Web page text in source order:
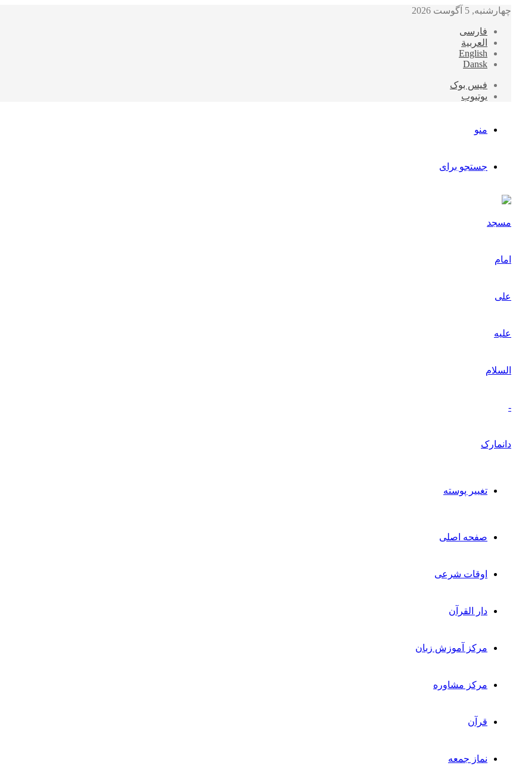
چهارشنبه, 5 آگوست 2026
فارسی
العربیة
English
Dansk
فیس بوک
یوتیوب
منو
جستجو برای
تغییر پوسته
صفحه اصلی
اوقات شرعی
دار القرآن
مرکز آموزش زبان
مرکز مشاوره
قرآن
نماز جمعه